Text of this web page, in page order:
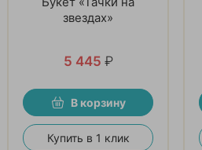
звездах»
5 445 ₽
В корзину
Купить в 1 клик